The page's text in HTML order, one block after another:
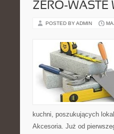
ZERO-WASTE
POSTED BY ADMIN
kuchni, poszukujących
Akcesoria. Już od